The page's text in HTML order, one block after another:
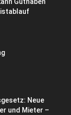
Neue
und Mieter –